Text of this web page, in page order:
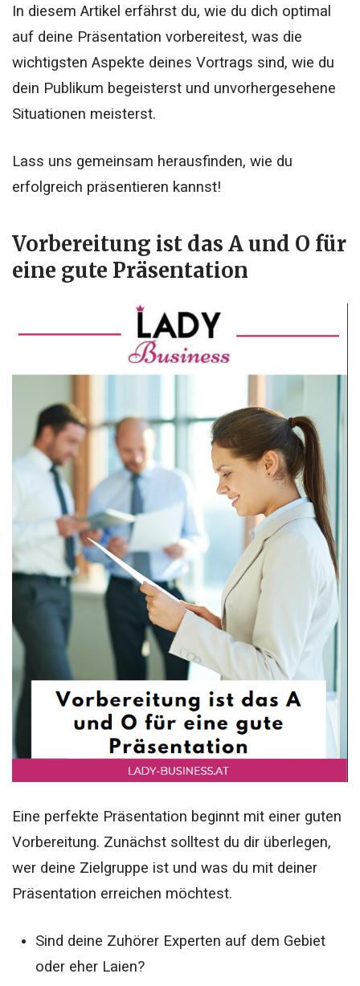
In diesem Artikel erfährst du, wie du dich optimal
auf deine Präsentation vorbereitest, was die
wichtigsten Aspekte deines Vortrags sind, wie du
dein Publikum begeisterst und unvorhergesehene
Situationen meisterst.
Lass uns gemeinsam herausfinden, wie du
erfolgreich präsentieren kannst!
Vorbereitung ist das A und O für
eine gute Präsentation
Eine perfekte Präsentation beginnt mit einer guten
Vorbereitung. Zunächst solltest du dir überlegen,
wer deine Zielgruppe ist und was du mit deiner
Präsentation erreichen möchtest.
Sind deine Zuhörer Experten auf dem Gebiet
oder eher Laien?